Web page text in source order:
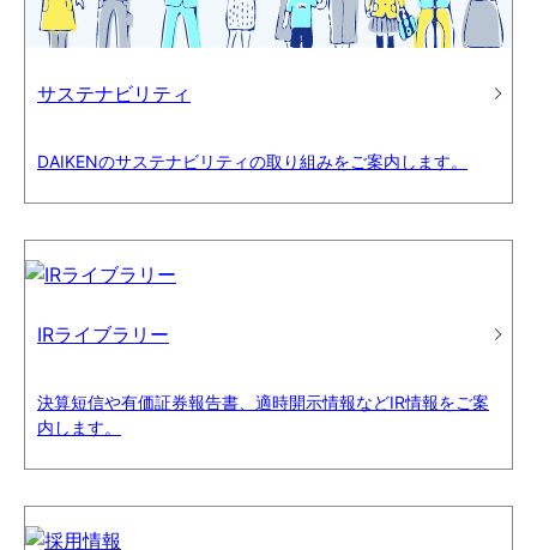
サステナビリティ
DAIKENのサステナビリティの取り組みをご案内します。
IRライブラリー
決算短信や有価証券報告書、適時開示情報などIR情報をご案
内します。